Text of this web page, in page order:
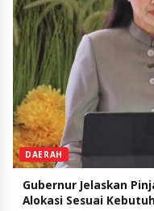
DAERAH
Gubernur Jelaskan
Alokasi Sesuai